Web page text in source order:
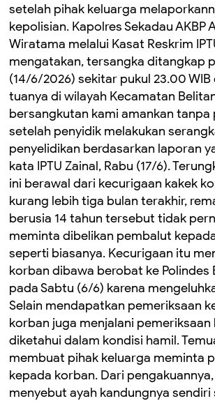
setelah pihak keluarga
kepolisian. Kapolres Sekadau AKBP
Wiratama melalui Kasat Reskrim
mengatakan, tersangka ditangkap
(14/6/2026) sekitar pukul 23.00
tuanya di wilayah Kecamatan
bersangkutan kami amankan tanpa
setelah penyidik melakukan
penyelidikan berdasarkan laporan
kata IPTU Zainal, Rabu (17/6).
ini berawal dari kecurigaan kakek
kurang lebih tiga bulan terakhir,
berusia 14 tahun tersebut tidak
meminta dibelikan pembalut
seperti biasanya. Kecurigaan itu
korban dibawa berobat ke Polindes
pada Sabtu (6/6) karena
Selain mendapatkan pemeriksaan
korban juga menjalani pemeriksaan
diketahui dalam kondisi hamil.
membuat pihak keluarga meminta
kepada korban. Dari
menyebut ayah kandungnya sendiri